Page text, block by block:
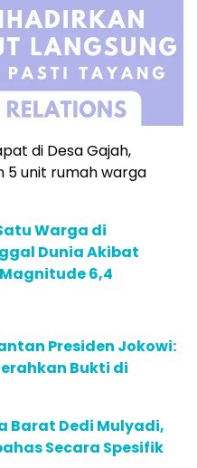
di Desa Gajah,
5 unit rumah warga
Warga di
Dunia Akibat
6,4
Presiden Jokowi:
Bukti di
Barat Dedi Mulyadi,
Secara Spesifik